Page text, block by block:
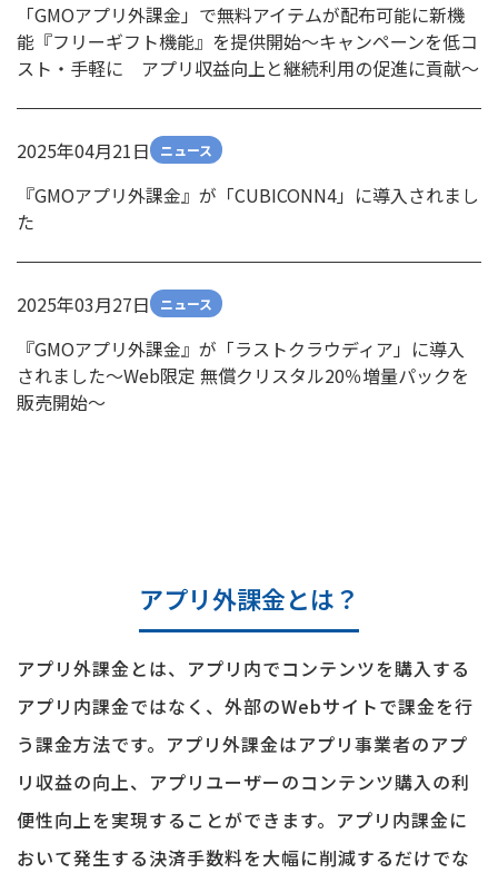
「GMOアプリ外課金」で無料アイテムが配布可能に新機
能『フリーギフト機能』を提供開始～キャンペーンを低コ
スト・手軽に アプリ収益向上と継続利用の促進に貢献～
2025年04月21日 ニュース
『GMOアプリ外課金』が「CUBICONN4」に導入されまし
た
2025年03月27日 ニュース
『GMOアプリ外課金』が「ラストクラウディア」に導入
されました～Web限定 無償クリスタル20％増量パックを
販売開始～
アプリ外課金とは？
アプリ外課金とは、アプリ内でコンテンツを購入する
アプリ内課金ではなく、外部のWebサイトで課金を行
う課金方法です。アプリ外課金はアプリ事業者のアプ
リ収益の向上、アプリユーザーのコンテンツ購入の利
便性向上を実現することができます。アプリ内課金に
おいて発生する決済手数料を大幅に削減するだけでな